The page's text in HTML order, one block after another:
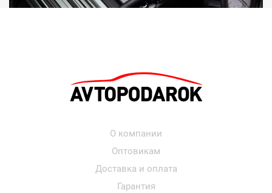
О компании
Оптовикам
Доставка и оплата
Гарантия